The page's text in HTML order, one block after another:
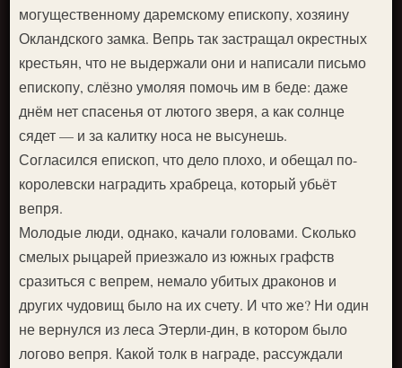
могущественному даремскому епископу, хозяину
Окландского замка. Вепрь так застращал окрестных
крестьян, что не выдержали они и написали письмо
епископу, слёзно умоляя помочь им в беде: даже
днём нет спасенья от лютого зверя, а как солнце
сядет — и за калитку носа не высунешь.
Согласился епископ, что дело плохо, и обещал по-
королевски наградить храбреца, который убьёт
вепря.
Молодые люди, однако, качали головами. Сколько
смелых рыцарей приезжало из южных графств
сразиться с вепрем, немало убитых драконов и
других чудовищ было на их счету. И что же? Ни один
не вернулся из леса Этерли-дин, в котором было
логово вепря. Какой толк в награде, рассуждали